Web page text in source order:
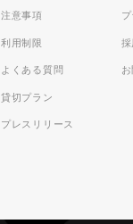
注意事項
利用制限
よくある質問
貸切プラン
プレスリリース